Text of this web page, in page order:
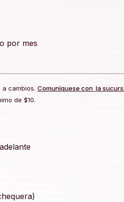
por mes
a cambios. Comuníquese con la
de $10.